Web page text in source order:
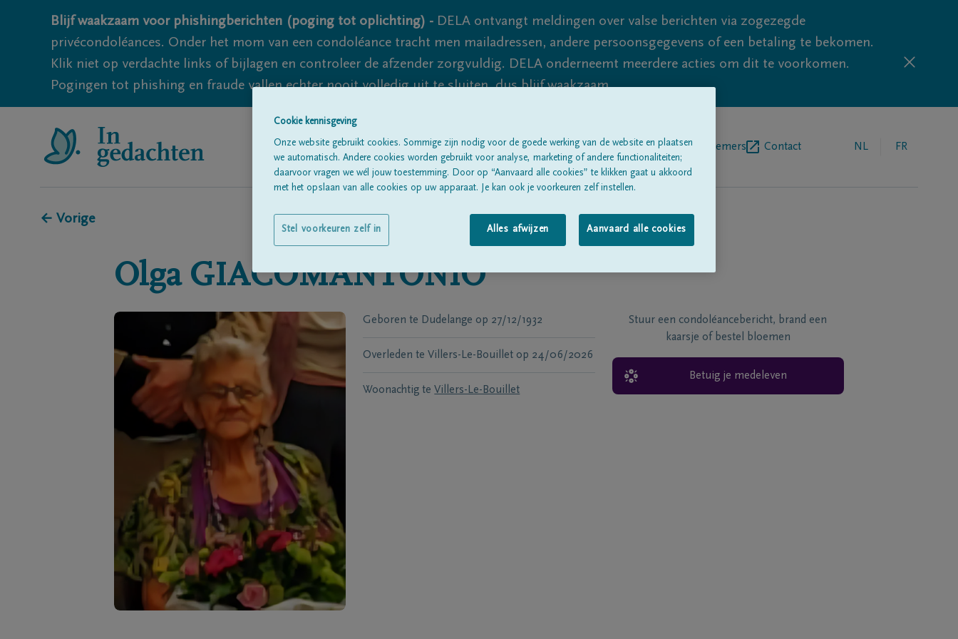
Blijf waakzaam voor phishingberichten (poging tot oplichting) - DELA ontvangt meldingen over valse berichten via zogezegde
privécondoléances. Onder het mom van een condoléance tracht men mailadressen, andere persoonsgegevens of een betaling te bekomen.
Klik niet op verdachte links of bijlagen en controleer de afzender zorgvuldig. DELA onderneemt meerdere acties om dit te voorkomen.
Pogingen tot phishing en fraude vallen echter nooit volledig uit te sluiten, dus blijf waakzaam.
Alle rouwberichtenOver onsBegrafenisondernemers Contact NL FR
← Vorige
Olga GIACOMANTONIO
Geboren te Dudelange op 27/12/1932
Overleden te Villers-Le-Bouillet op 24/06/2026
Woonachtig te Villers-Le-Bouillet
Stuur een condoléancebericht, brand een
kaarsje of bestel bloemen
Betuig je medeleven
Cookie kennisgeving
Onze website gebruikt cookies. Sommige zijn nodig voor de goede werking van de website en plaatsen
we automatisch. Andere cookies worden gebruikt voor analyse, marketing of andere functionaliteiten;
daarvoor vragen we wél jouw toestemming. Door op “Aanvaard alle cookies” te klikken gaat u akkoord
met het opslaan van alle cookies op uw apparaat. Je kan ook je voorkeuren zelf instellen.
Alles afwijzen Aanvaard alle cookies
Stel voorkeuren zelf in